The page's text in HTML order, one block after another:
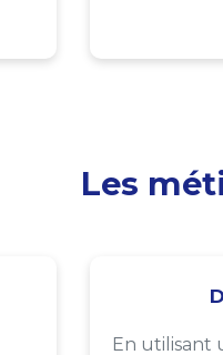
Les
En utilisant